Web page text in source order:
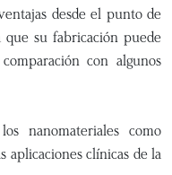
desde el punto de
su fabricación puede
con algunos
nanomateriales como
aplicaciones clínicas de la